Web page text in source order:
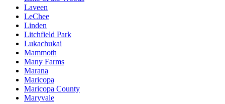
Laveen
LeChee
Linden
Litchfield Park
Lukachukai
Mammoth
Many Farms
Marana
Maricopa
Maricopa County
Maryvale